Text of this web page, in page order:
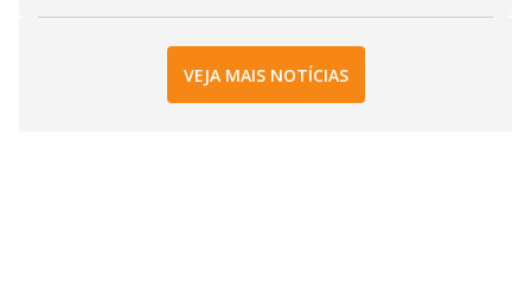
VEJA MAIS NOTÍCIAS